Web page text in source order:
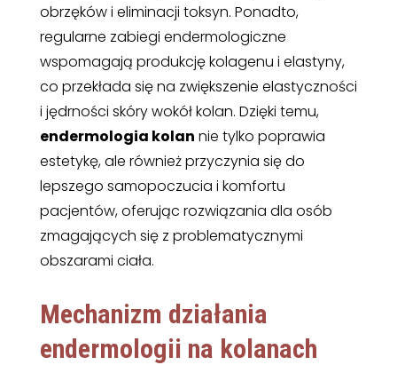
obrzęków i eliminacji toksyn. Ponadto,
regularne zabiegi endermologiczne
wspomagają produkcję kolagenu i elastyny,
co przekłada się na zwiększenie elastyczności
i jędrności skóry wokół kolan. Dzięki temu,
endermologia kolan nie tylko poprawia
estetykę, ale również przyczynia się do
lepszego samopoczucia i komfortu
pacjentów, oferując rozwiązania dla osób
zmagających się z problematycznymi
obszarami ciała.
Mechanizm działania
endermologii na kolanach